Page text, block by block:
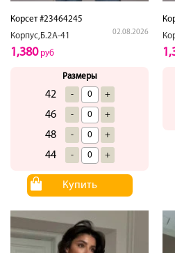
Корсет #23464245
Корпус,Б.2А-41
02.08.2026
1,380руб
Размеры
42 - +
46 - +
48 - +
44 - +
Купить